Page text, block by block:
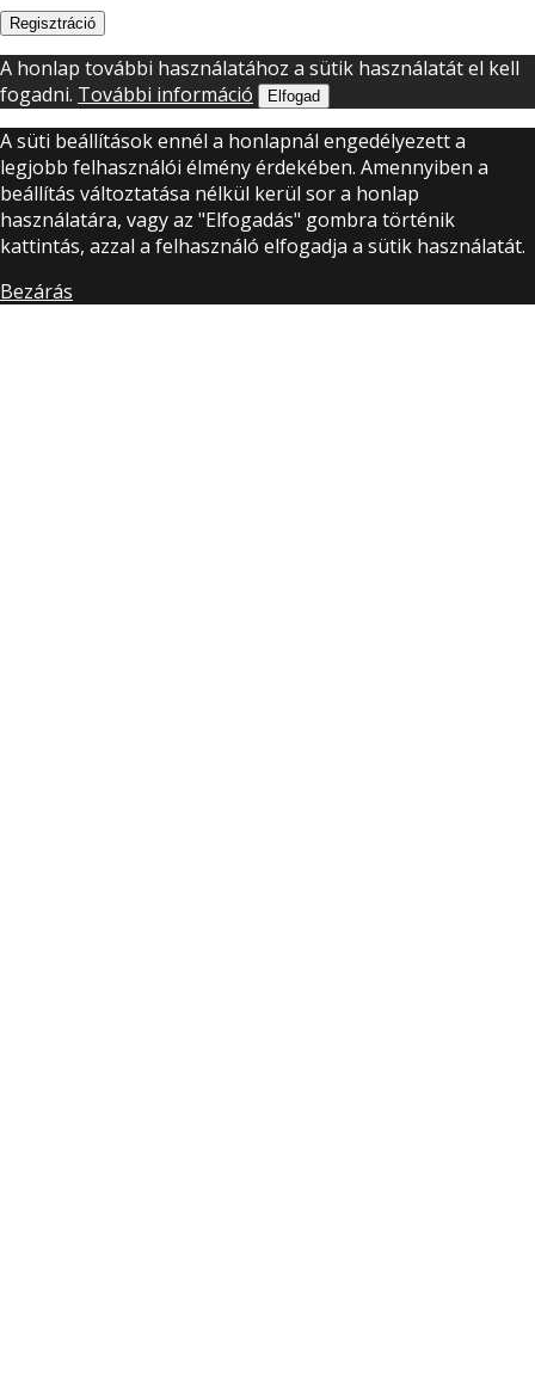
Regisztráció
A honlap további használatához a sütik használatát el kell
fogadni. További információ Elfogad
A süti beállítások ennél a honlapnál engedélyezett a
legjobb felhasználói élmény érdekében. Amennyiben a
beállítás változtatása nélkül kerül sor a honlap
használatára, vagy az "Elfogadás" gombra történik
kattintás, azzal a felhasználó elfogadja a sütik használatát.
Bezárás